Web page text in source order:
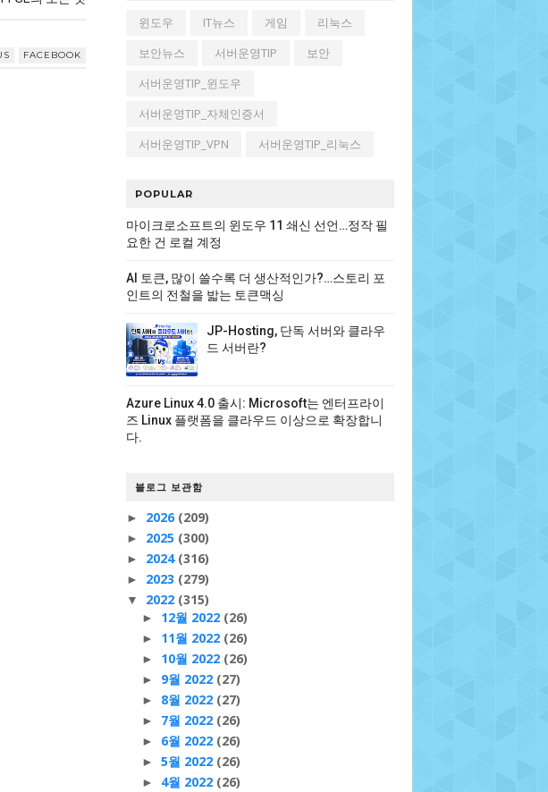
FACEBOOK
윈도우 IT뉴스 게임
리눅스
보안뉴스
서버운영TIP
보안
서버운영TIP_윈도우
서버운영TIP_자체인증서
서버운영TIP_VPN
서버운영TIP_리눅스
POPULAR
마이크로소프트의 윈도우 11 쇄신 선언…정작 필
요한 건 로컬 계정
AI 토큰, 많이 쓸수록 더 생산적인가?…스토리 포
인트의 전철을 밟는 토큰맥싱
JP-Hosting, 단독 서버와 클라우
드 서버란?
Azure Linux 4.0 출시: Microsoft는 엔터프라이
즈 Linux 플랫폼을 클라우드 이상으로 확장합니
다.
블로그 보관함
► 2026 (209)
► 2025 (300)
► 2024 (316)
► 2023 (279)
▼ 2022 (315)
► 12월 2022 (26)
► 11월 2022 (26)
► 10월 2022 (26)
► 9월 2022 (27)
► 8월 2022 (27)
► 7월 2022 (26)
► 6월 2022 (26)
► 5월 2022 (26)
► 4월 2022 (26)